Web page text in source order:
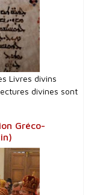
Livres divins
divines sont
Gréco-